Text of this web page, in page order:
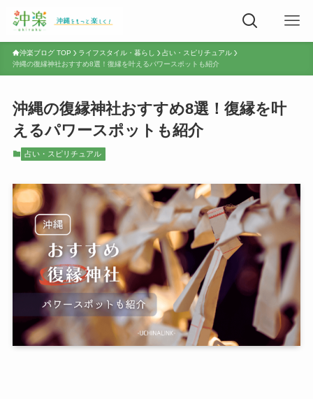
沖楽ブログ TOP ライフスタイル・暮らし
占い・スピリチュアル
沖縄の復縁神社おすすめ8選！復縁を叶えるパワースポットも紹介
沖縄の復縁神社おすすめ8選！復縁を叶
えるパワースポットも紹介
占い・スピリチュアル